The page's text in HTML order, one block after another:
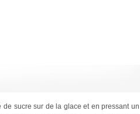
sucre sur de la glace et en pressant un